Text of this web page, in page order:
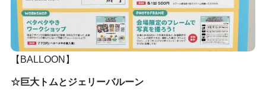
【BALLOON】
☆巨大トムとジェリーバルーン